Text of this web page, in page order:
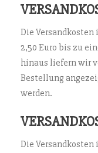
Die
2,50 Euro bis zu
hinaus liefern wir
Bestellung
werden.
Die